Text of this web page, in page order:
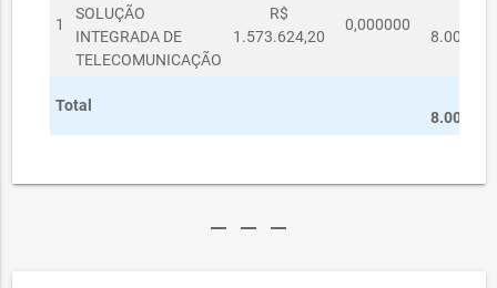
1
SOLUÇÃO
INTEGRADA DE
TELECOMUNICAÇÃO
R$
1.573.624,20
0,000000
8.000,00
Total
8.000,00
remove remove remove